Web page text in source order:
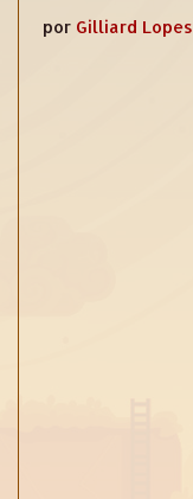
por Gilliard Lopes